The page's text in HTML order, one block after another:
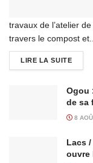
travaux de l’atelier
travers le compost et...
LIRE LA SUITE
Ogou
de sa
8
Lacs
ouvre